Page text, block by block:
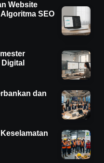
Website
SEO
dan